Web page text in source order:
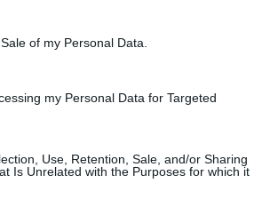
of my Personal Data.
my Personal Data for Targeted
Use, Retention, Sale, and/or Sharing
Is Unrelated with the Purposes for which it
του στο Telegram, ο Πριγκόζιν είπε: